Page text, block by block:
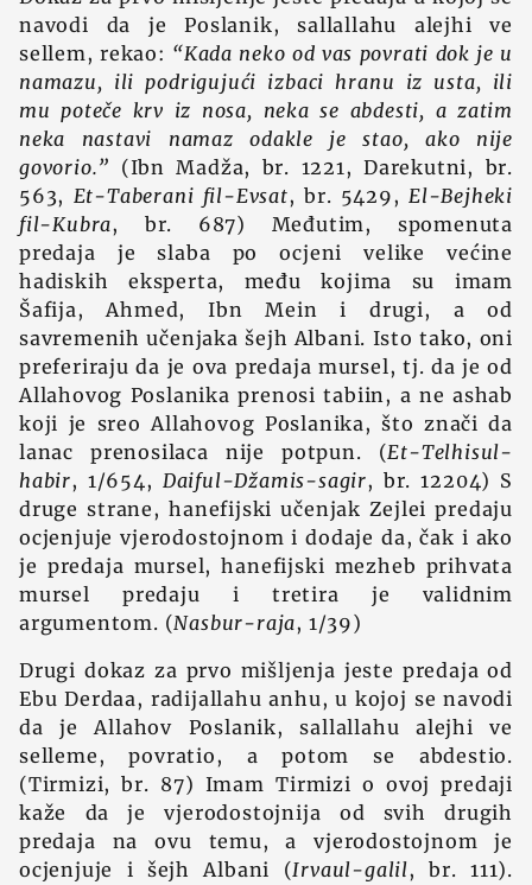
navodi da je Poslanik, sallallahu alejhi ve
sellem, rekao: “Kada neko od vas povrati dok je u
namazu, ili podrigujući izbaci hranu iz usta, ili
mu poteče krv iz nosa, neka se abdesti, a zatim
neka nastavi namaz odakle je stao, ako nije
govorio.” (Ibn Madža, br. 1221, Darekutni, br.
563, Et-Taberani fil-Evsat, br. 5429, El-Bejheki
fil-Kubra, br. 687) Međutim, spomenuta
predaja je slaba po ocjeni velike većine
hadiskih eksperta, među kojima su imam
Šafija, Ahmed, Ibn Mein i drugi, a od
savremenih učenjaka šejh Albani. Isto tako, oni
preferiraju da je ova predaja mursel, tj. da je od
Allahovog Poslanika prenosi tabiin, a ne ashab
koji je sreo Allahovog Poslanika, što znači da
lanac prenosilaca nije potpun. (Et-Telhisul-
habir, 1/654, Daiful-Džamis-sagir, br. 12204) S
druge strane, hanefijski učenjak Zejlei predaju
ocjenjuje vjerodostojnom i dodaje da, čak i ako
je predaja mursel, hanefijski mezheb prihvata
mursel predaju i tretira je validnim
argumentom. (Nasbur-raja, 1/39)
Drugi dokaz za prvo mišljenja jeste predaja od
Ebu Derdaa, radijallahu anhu, u kojoj se navodi
da je Allahov Poslanik, sallallahu alejhi ve
selleme, povratio, a potom se abdestio.
(Tirmizi, br. 87) Imam Tirmizi o ovoj predaji
kaže da je vjerodostojnija od svih drugih
predaja na ovu temu, a vjerodostojnom je
ocjenjuje i šejh Albani (Irvaul-galil, br. 111).